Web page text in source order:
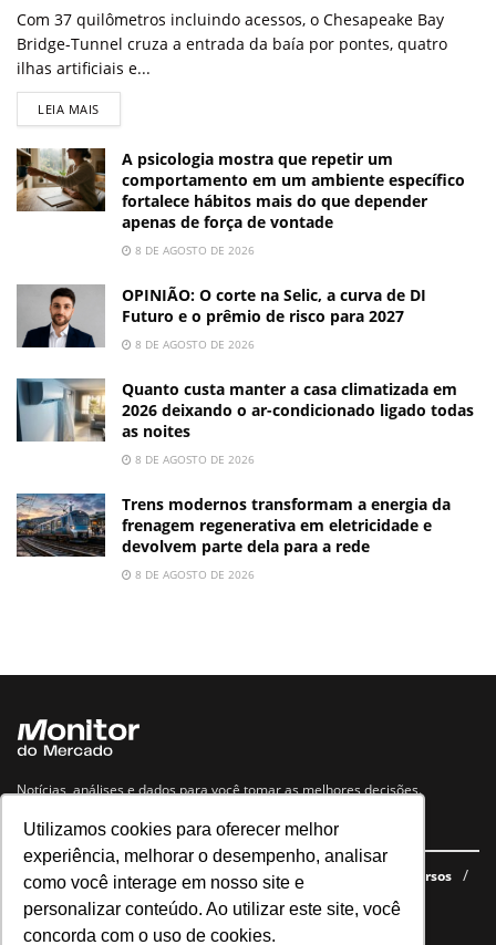
Utilizamos cookies para oferecer melhor
experiência, melhorar o desempenho, analisar
como você interage em nosso site e
personalizar conteúdo. Ao utilizar este site, você
concorda com o uso de cookies.
Com 37 quilômetros incluindo acessos, o Chesapeake Bay
Bridge-Tunnel cruza a entrada da baía por pontes, quatro
ilhas artificiais e...
LEIA MAIS
A psicologia mostra que repetir um
comportamento em um ambiente específico
fortalece hábitos mais do que depender
apenas de força de vontade
8 DE AGOSTO DE 2026
OPINIÃO: O corte na Selic, a curva de DI
Futuro e o prêmio de risco para 2027
8 DE AGOSTO DE 2026
Quanto custa manter a casa climatizada em
2026 deixando o ar-condicionado ligado todas
as noites
8 DE AGOSTO DE 2026
Trens modernos transformam a energia da
frenagem regenerativa em eletricidade e
devolvem parte dela para a rede
8 DE AGOSTO DE 2026
Notícias, análises e dados para você tomar as melhores decisões.
Navegue no site
Últimas notícias Quem somos E-books gratuitos
Cursos
Política de privacidade